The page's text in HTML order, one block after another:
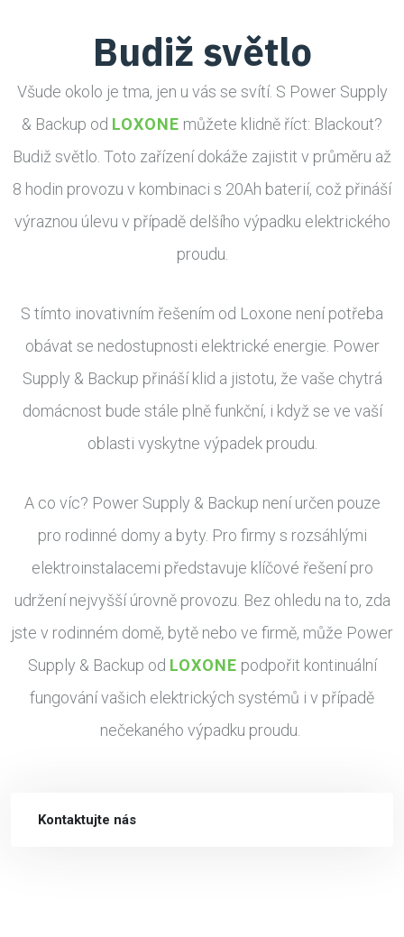
Budiž světlo
Všude okolo je tma, jen u vás se svítí. S Power Supply
& Backup od LOXONE můžete klidně říct: Blackout?
Budiž světlo. Toto zařízení dokáže zajistit v průměru až
8 hodin provozu v kombinaci s 20Ah baterií, což přináší
výraznou úlevu v případě delšího výpadku elektrického
proudu.
S tímto inovativním řešením od Loxone není potřeba
obávat se nedostupnosti elektrické energie. Power
Supply & Backup přináší klid a jistotu, že vaše chytrá
domácnost bude stále plně funkční, i když se ve vaší
oblasti vyskytne výpadek proudu.
A co víc? Power Supply & Backup není určen pouze
pro rodinné domy a byty. Pro firmy s rozsáhlými
elektroinstalacemi představuje klíčové řešení pro
udržení nejvyšší úrovně provozu. Bez ohledu na to, zda
jste v rodinném domě, bytě nebo ve firmě, může Power
Supply & Backup od LOXONE podpořit kontinuální
fungování vašich elektrických systémů i v případě
nečekaného výpadku proudu.
Kontaktujte nás